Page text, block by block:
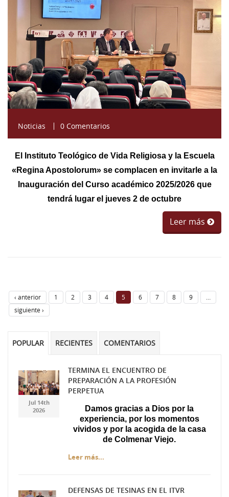
17881082-d7b5-4e67-
93b9-2e5e1ceaaf67.jpg
Noticias 0 Comentarios
El Instituto Teológico de Vida Religiosa y la Escuela
«Regina Apostolorum» se complacen en invitarle a la
Inauguración del Curso académico 2025/2026 que
tendrá lugar el jueves 2 de octubre
Leer más
‹ anterior 1 2 3 4 5 6 7 8 9
siguiente ›
POPULAR RECIENTES COMENTARIOS
Jul 14th
2026
TERMINA EL ENCUENTRO DE
PREPARACIÓN A LA PROFESIÓN
PERPETUA
Damos gracias a Dios por la
experiencia, por los momentos
vividos y por la acogida de la casa
de Colmenar Viejo.
Leer más...
DEFENSAS DE TESINAS EN EL ITVR